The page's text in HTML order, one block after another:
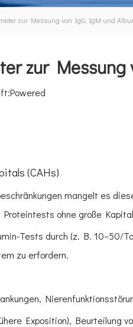
zur Messung von IgG, IgM und
zur
Powered
(CAHs)
mangelt es
ohne große
Tests durch (z. B. 10–50/
zu erfordern.
Exposition), Beurteilung